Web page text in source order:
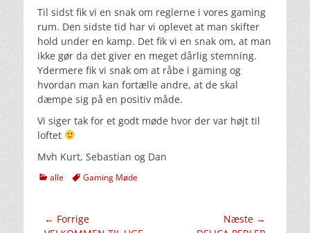
Til sidst fik vi en snak om reglerne i vores gaming
rum. Den sidste tid har vi oplevet at man skifter
hold under en kamp. Det fik vi en snak om, at man
ikke gør da det giver en meget dårlig stemning.
Ydermere fik vi snak om at råbe i gaming og
hvordan man kan fortælle andre, at de skal
dæmpe sig på en positiv måde.
Vi siger tak for et godt møde hvor der var højt til
loftet
Mvh Kurt, Sebastian og Dan
kategorier
alle TagsGaming Møde
Indlægsnavigation
← Forrige
Næste →